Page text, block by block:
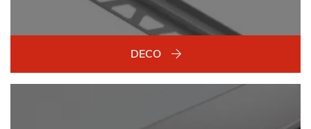
DECO